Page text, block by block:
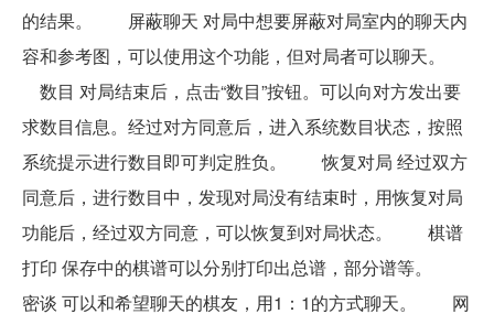
的结果。 屏蔽聊天 对局中想要屏蔽对局室内的聊天内
容和参考图，可以使用这个功能，但对局者可以聊天。
数目 对局结束后，点击“数目”按钮。可以向对方发出要
求数目信息。经过对方同意后，进入系统数目状态，按照
系统提示进行数目即可判定胜负。 恢复对局 经过双方
同意后，进行数目中，发现对局没有结束时，用恢复对局
功能后，经过双方同意，可以恢复到对局状态。 棋谱
打印 保存中的棋谱可以分别打印出总谱，部分谱等。
密谈 可以和希望聊天的棋友，用1：1的方式聊天。 网